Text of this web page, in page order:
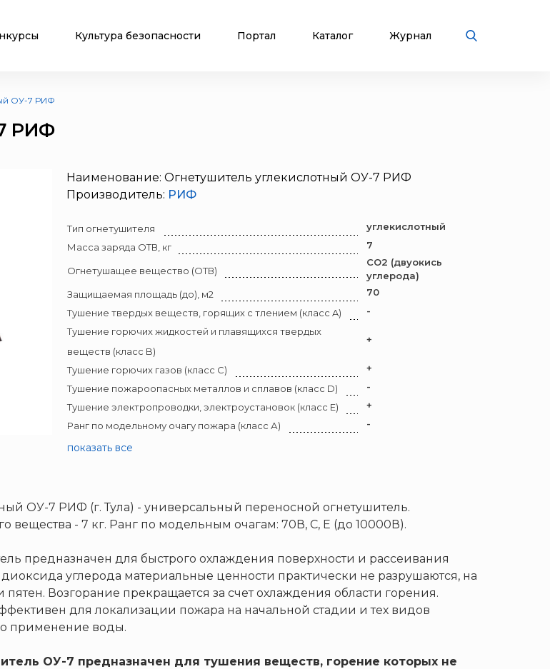
Культура безопасности Портал Каталог Журнал
ОУ-7 РИФ
РИФ
Наименование: Огнетушитель углекислотный ОУ-7 РИФ
Производитель: РИФ
Тип огнетушителя
углекислотный
Масса заряда ОТВ, кг
7
Огнетушащее вещество (ОТВ)
СО2 (двуокись
углерода)
Защищаемая площадь (до), м2
70
Тушение твердых веществ, горящих с тлением (класс A)
-
Тушение горючих жидкостей и плавящихся твердых
веществ (класс B)
+
Тушение горючих газов (класс C)
+
Тушение пожароопасных металлов и сплавов (класс D)
-
Тушение электропроводки, электроустановок (класс E)
+
Ранг по модельному очагу пожара (класс А)
-
показать все
ОУ-7 РИФ (г. Тула) - универсальный переносной огнетушитель.
вещества - 7 кг. Ранг по модельным очагам: 70В, С, Е (до 10000В).
предназначен для быстрого охлаждения поверхности и рассеивания
углерода материальные ценности практически не разрушаются, на
пятен. Возгорание прекращается за счет охлаждения области горения.
для локализации пожара на начальной стадии и тех видов
применение воды.
ОУ-7 предназначен для тушения веществ, горение которых не